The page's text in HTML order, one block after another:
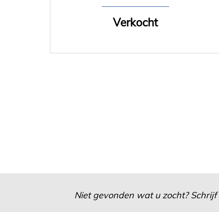
Verkocht
Niet gevonden wat u zocht?